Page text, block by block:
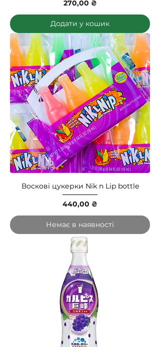
Ціна
270,00 ₴
Додати у кошик
Воскові цукерки Nik n Lip bottle
Ціна
440,00 ₴
Немає в наявності